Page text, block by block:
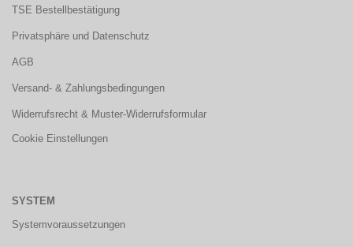
TSE Bestellbestätigung
Privatsphäre und Datenschutz
AGB
Versand- & Zahlungsbedingungen
Widerrufsrecht & Muster-Widerrufsformular
Cookie Einstellungen
SYSTEM
Systemvoraussetzungen